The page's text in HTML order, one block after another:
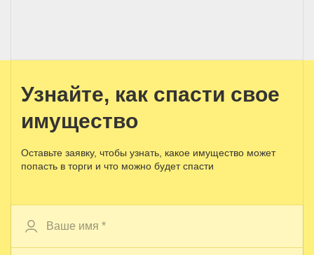
Узнайте, как спасти свое
имущество
Оставьте заявку, чтобы узнать, какое имущество может
попасть в торги и что можно будет спасти